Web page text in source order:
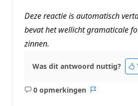
Deze reactie is automatisch
bevat het wellicht gramaticale
zinnen.
Was dit antwoord nuttig?
0 opmerkingen
Geen